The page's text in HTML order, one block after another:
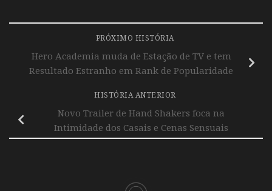
PRÓXIMO HISTÓRIA
Hero Academia muda de Estação de TV e tem
Resultado Estranho em Rank de Popularidade
HISTÓRIA ANTERIOR
Novo Trailer de Hand Shakers foca na
Intimidade dos Casais e Cenas Sensuais